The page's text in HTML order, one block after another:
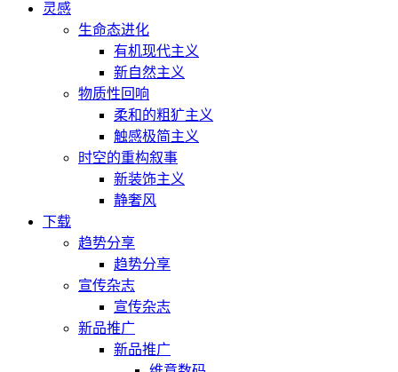
灵感
生命态进化
有机现代主义
新自然主义
物质性回响
柔和的粗犷主义
触感极简主义
时空的重构叙事
新装饰主义
静奢风
下载
趋势分享
趋势分享
宣传杂志
宣传杂志
新品推广
新品推广